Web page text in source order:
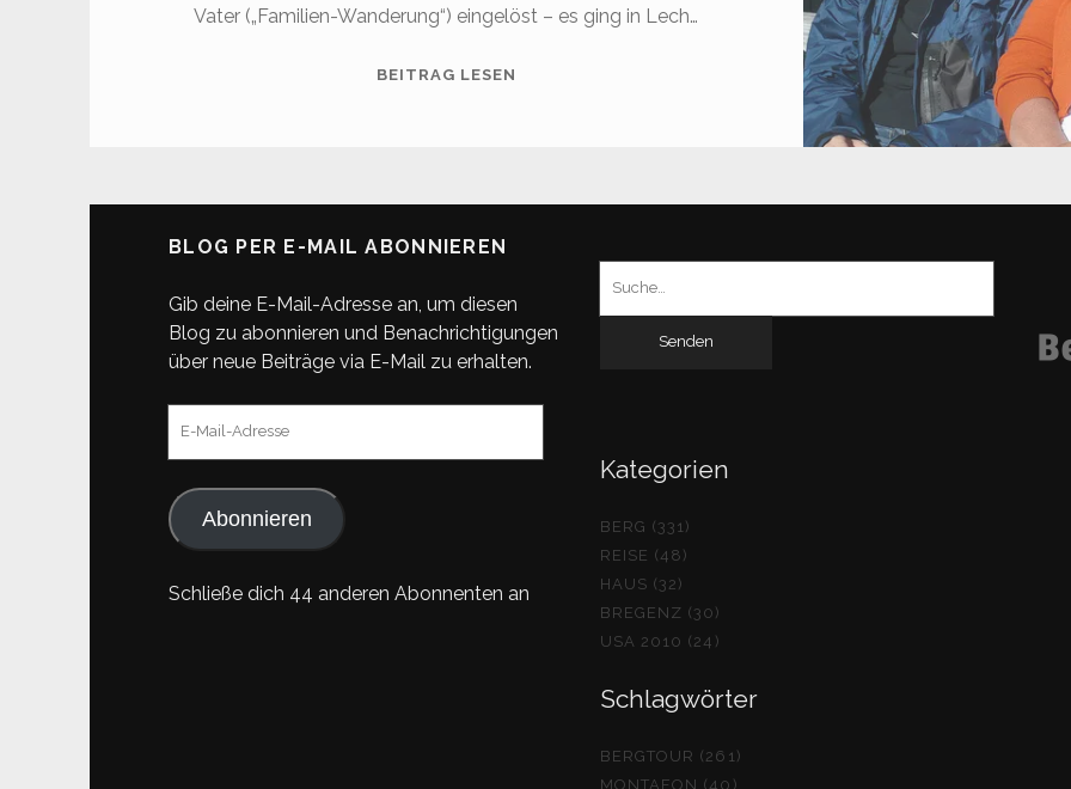
Vater („Familien-Wanderung“) eingelöst – es ging in Lech…
BEITRAG LESEN
BLOG PER E-MAIL ABONNIEREN
Gib deine E-Mail-Adresse an, um diesen
Blog zu abonnieren und Benachrichtigungen
über neue Beiträge via E-Mail zu erhalten.
Abonnieren
Schließe dich 44 anderen Abonnenten an
Kategorien
BERG (331)
REISE (48)
HAUS (32)
BREGENZ (30)
USA 2010 (24)
Schlagwörter
BERGTOUR (261)
MONTAFON (40)